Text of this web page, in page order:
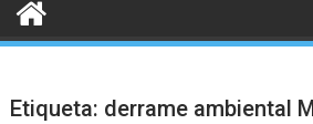
Etiqueta: derrame ambiental